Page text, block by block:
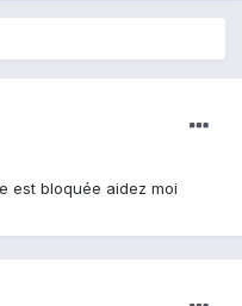
est bloquée aidez moi